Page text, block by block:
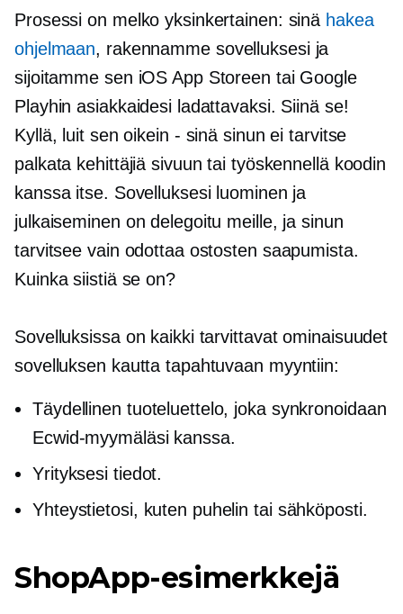
Prosessi on melko yksinkertainen: sinä hakea
ohjelmaan, rakennamme sovelluksesi ja
sijoitamme sen iOS App Storeen tai Google
Playhin asiakkaidesi ladattavaksi. Siinä se!
Kyllä, luit senoikein - sinä sinun ei tarvitse
palkata kehittäjiä sivuun tai työskennellä koodin
kanssa itse. Sovelluksesi luominen ja
julkaiseminen on delegoitu meille, ja sinun
tarvitsee vain odottaa ostosten saapumista.
Kuinka siistiä se on?
Sovelluksissa on kaikki tarvittavat ominaisuudet
sovelluksen kautta tapahtuvaan myyntiin:
Täydellinen tuoteluettelo, joka synkronoidaan
Ecwid-myymäläsi kanssa.
Yrityksesi tiedot.
Yhteystietosi, kuten puhelin tai sähköposti.
ShopApp-esimerkkejä